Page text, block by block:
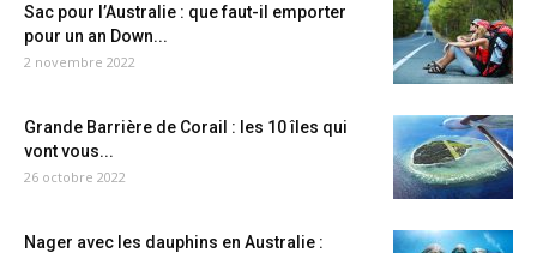
Sac pour l’Australie : que faut-il emporter
pour un an Down...
2 novembre 2022
Grande Barrière de Corail : les 10 îles qui
vont vous...
26 octobre 2022
Nager avec les dauphins en Australie :